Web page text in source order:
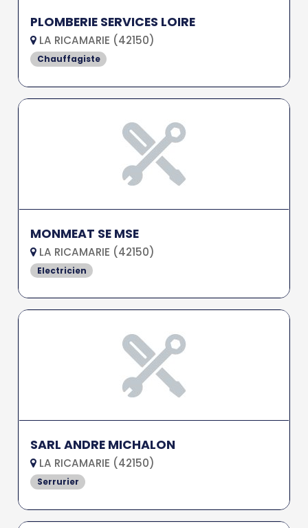
PLOMBERIE SERVICES LOIRE
LA RICAMARIE (42150)
Chauffagiste
MONMEAT SE MSE
LA RICAMARIE (42150)
Electricien
SARL ANDRE MICHALON
LA RICAMARIE (42150)
Serrurier